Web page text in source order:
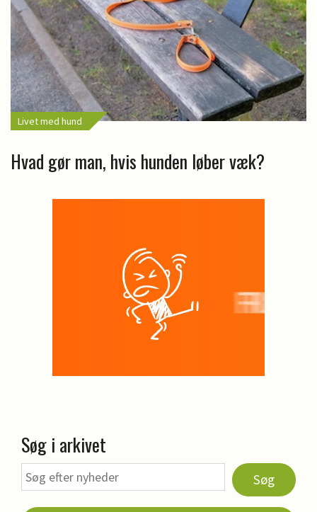
Livet med hund
Hvad gør man, hvis hunden løber væk?
Søg i arkivet
Søg